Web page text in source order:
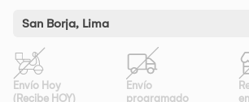
San Borja, Lima
Envío Hoy
(Recibe HOY)
Envío
programado